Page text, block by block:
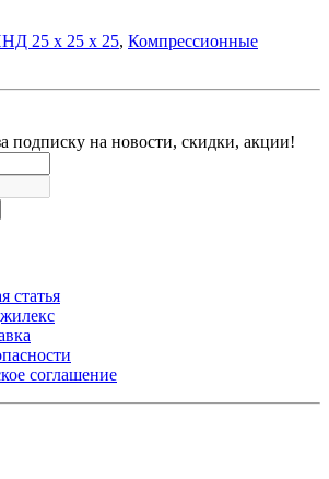
25 х 25 х 25, Компрессионные
подписку на новости, скидки, акции!
статья
соглашение